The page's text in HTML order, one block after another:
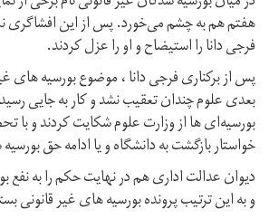
هفتم هم به چشم می‌خورد. پس از این افشاگری
فرجی دانا را استیضاح و او را عزل کردند.
پس از برکناری فرجی دانا ، موضوع بورسیه های
بعدی علوم چندان تعقیب نشد و کار به جایی
بورسیه‌ای ها از وزارت علوم شکایت کردند و
خواستار بازگشت به دانشگاه و یا ادامه حق
دیوان عدالت اداری هم در نهایت حکم را به نفع
و به این ترتیب پرونده بورسیه های غیر قانونی